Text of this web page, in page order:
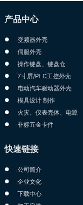
产品中心
变频器外壳
伺服外壳
操作键盘、键盘仓
7寸屏/PLC工控外壳
电动汽车驱动器外壳
模具设计 制作
火灾、仪表壳体、电源
非标五金卡件
快速链接
公司简介
企业文化
下载中心